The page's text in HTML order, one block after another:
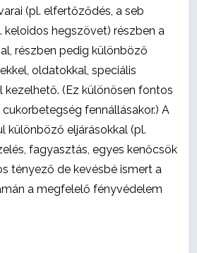
(pl. elfertőződés, a seb
keloidos hegszövet) részben a
részben pedig különböző
oldatokkal, speciális
kezelhető. (Ez különösen fontos
fennállásakor.) A
különböző eljárásokkal (pl.
fagyasztás, egyes kenőcsök
tényező de kevésbé ismert a
a megfelelő fényvédelem